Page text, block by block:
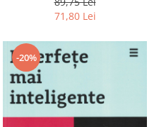
71,80 Lei
-20%